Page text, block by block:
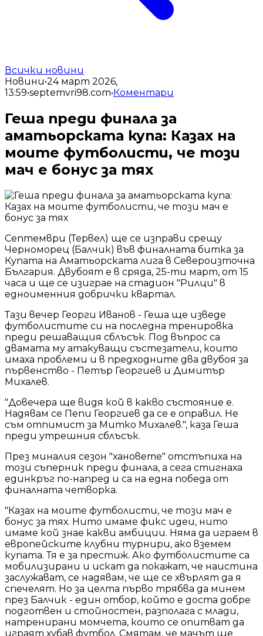
Всички новини
Новини•24 март 2026,
13:59•septemvri98.com•Коментари
Геша преди финала за
аматьорската купа: Казах на
моите футболисти, че този
мач е бонус за тях
Септември (Тервел) ще се изправи срещу
Черноморец (Балчик) във финалната битка за
Купата на Аматьорската лига в Североизточна
България. Двубоят е в сряда, 25-ти март, от 15
часа и ще се изиграе на стадион "Рилци" в
едноименния добрички квартал.
Тази вечер Георги Иванов - Геша ще изведе
футболистите си на последна тренировка
преди решаващия сблъсък. Под въпрос са
двамата му атакуващи състезатели, които
имаха проблеми и в предходните два двубоя за
първенство - Петър Георгиев и Димитър
Михалев.
"Довечера ще видя кой в какво състояние е.
Надявам се Пепи Георгиев да се е оправил. Не
съм отпимист за Митко Михалев.", каза Геша
преди утрешния сблъсък.
През миналия сезон "хановете" отстъпиха на
този съперник преди финала, а сега стигнаха
единкръг по-напред и са на една победа от
финалната четворка.
"Казах на моите футболисти, че този мач е
бонус за тях. Нито имаме фикс идеи, нито
имаме кой знае какви амбиции. Няма да играем в
европейските клубни турнири, ако вземем
купата. Тя е за престиж. Ако футболистите са
мобилизирани и искат да покажат, че наистина
заслужават, се надявам, че ще се хвърлят да я
спечелят. Но за целта първо трябва да минем
през Балчик - един отбор, който е доста добре
подготвен и стойностен, разполага с млади,
натренирани момчета, които се опитват да
играят хубав футбол. Смятам, че мачът ще